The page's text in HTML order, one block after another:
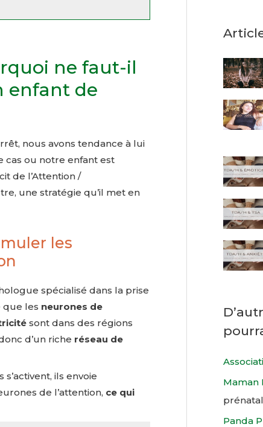
ne faut-il
enfant de
nous avons tendance à lui
cas ou notre enfant est
de l’Attention /
une stratégie qu’il met en
les
spécialisé dans la prise
que les neurones de
sont dans des régions
d’un riche réseau de
ils envoie
de l’attention, ce qui
Maman
Panda